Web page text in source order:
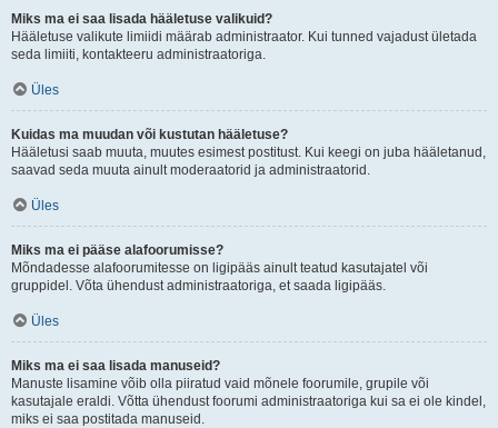
Miks ma ei saa lisada hääletuse valikuid?
Hääletuse valikute limiidi määrab administraator. Kui tunned vajadust ületada
seda limiiti, kontakteeru administraatoriga.
Üles
Kuidas ma muudan või kustutan hääletuse?
Hääletusi saab muuta, muutes esimest postitust. Kui keegi on juba hääletanud,
saavad seda muuta ainult moderaatorid ja administraatorid.
Üles
Miks ma ei pääse alafoorumisse?
Mõndadesse alafoorumitesse on ligipääs ainult teatud kasutajatel või
gruppidel. Võta ühendust administraatoriga, et saada ligipääs.
Üles
Miks ma ei saa lisada manuseid?
Manuste lisamine võib olla piiratud vaid mõnele foorumile, grupile või
kasutajale eraldi. Võtta ühendust foorumi administraatoriga kui sa ei ole kindel,
miks ei saa postitada manuseid.